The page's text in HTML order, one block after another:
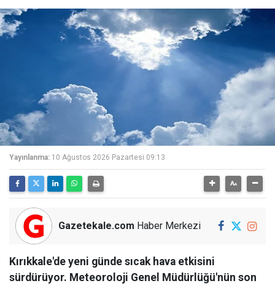
Yayınlanma: 10 Ağustos 2026 Pazartesi 09:13
Gazetekale.com Haber Merkezi
Kırıkkale'de yeni günde sıcak hava etkisini
sürdürüyor. Meteoroloji Genel Müdürlüğü'nün son